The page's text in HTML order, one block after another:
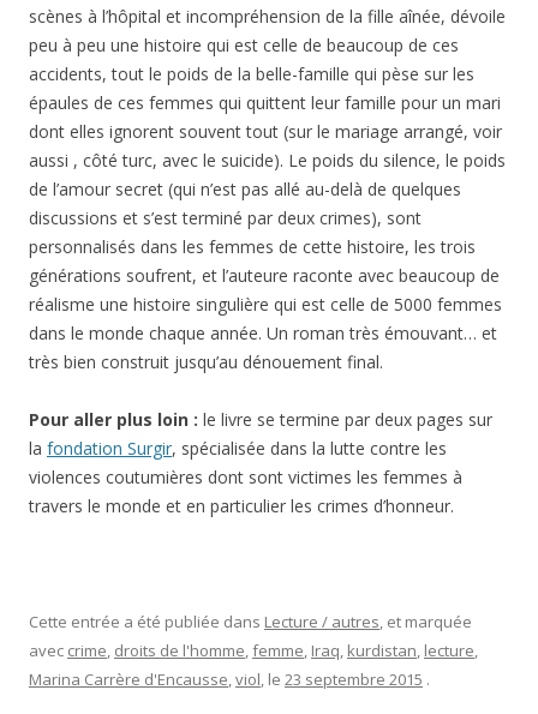
scènes à l’hôpital et incompréhension de la fille aînée, dévoile
peu à peu une histoire qui est celle de beaucoup de ces
accidents, tout le poids de la belle-famille qui pèse sur les
épaules de ces femmes qui quittent leur famille pour un mari
dont elles ignorent souvent tout (sur le mariage arrangé, voir
aussi , côté turc, avec le suicide). Le poids du silence, le poids
de l’amour secret (qui n’est pas allé au-delà de quelques
discussions et s’est terminé par deux crimes), sont
personnalisés dans les femmes de cette histoire, les trois
générations soufrent, et l’auteure raconte avec beaucoup de
réalisme une histoire singulière qui est celle de 5000 femmes
dans le monde chaque année. Un roman très émouvant… et
très bien construit jusqu’au dénouement final.
Pour aller plus loin : le livre se termine par deux pages sur
la fondation Surgir, spécialisée dans la lutte contre les
violences coutumières dont sont victimes les femmes à
travers le monde et en particulier les crimes d’honneur.
Cette entrée a été publiée dans Lecture / autres, et marquée
avec crime, droits de l'homme,femme, Iraq, kurdistan, lecture,
Marina Carrère d'Encausse,viol, le 23 septembre 2015 .